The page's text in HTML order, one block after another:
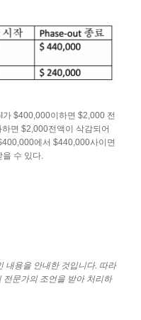
$400,000이하면 $2,000 전
면 $2,000전액이 삭감되어
에서 $440,000사이면
수 있다.
내용을 안내한 것입니다. 따라
전문가의 조언을 받아 처리하